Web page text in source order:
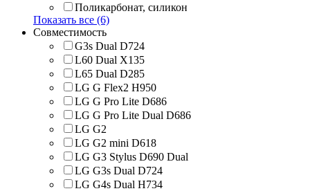
Поликарбонат, силикон
Показать все (6)
Совместимость
G3s Dual D724
L60 Dual X135
L65 Dual D285
LG G Flex2 H950
LG G Pro Lite D686
LG G Pro Lite Dual D686
LG G2
LG G2 mini D618
LG G3 Stylus D690 Dual
LG G3s Dual D724
LG G4s Dual H734